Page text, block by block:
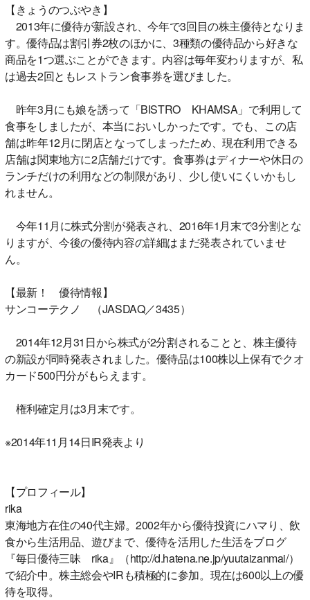
【きょうのつぶやき】
2013年に優待が新設され、今年で3回目の株主優待となりま
す。優待品は割引券2枚のほかに、3種類の優待品から好きな
商品を1つ選ぶことができます。内容は毎年変わりますが、私
は過去2回ともレストラン食事券を選びました。
昨年3月にも娘を誘って「BISTRO KHAMSA」で利用して
食事をしましたが、本当においしかったです。でも、この店
舗は昨年12月に閉店となってしまったため、現在利用できる
店舗は関東地方に2店舗だけです。食事券はディナーや休日の
ランチだけの利用などの制限があり、少し使いにくいかもし
れません。
今年11月に株式分割が発表され、2016年1月末で3分割とな
りますが、今後の優待内容の詳細はまだ発表されていませ
ん。
【最新！ 優待情報】
サンコーテクノ （JASDAQ／3435）
2014年12月31日から株式が2分割されることと、株主優待
の新設が同時発表されました。優待品は100株以上保有でクオ
カード500円分がもらえます。
権利確定月は3月末です。
※2014年11月14日IR発表より
【プロフィール】
rika
東海地方在住の40代主婦。2002年から優待投資にハマり、飲
食から生活用品、遊びまで、優待を活用した生活をブログ
『毎日優待三昧 rika』（http://d.hatena.ne.jp/yuutaizanmai/）
で紹介中。株主総会やIRも積極的に参加。現在は600以上の優
待を取得。